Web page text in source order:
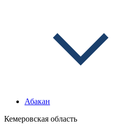
Абакан
Кемеровская область